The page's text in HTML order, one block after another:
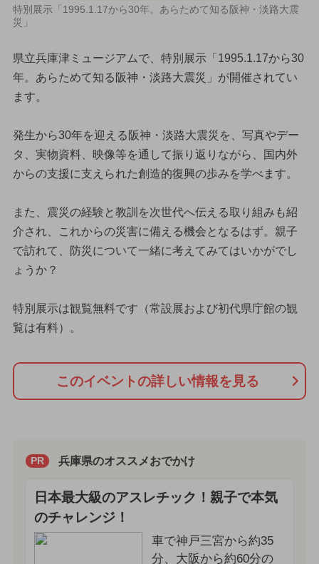
特別展示「1995.1.17から30年。あらためて知る阪神・淡路大震
災」
県立兵庫津ミュージアムで、特別展示「1995.1.17から30
年。あらためて知る阪神・淡路大震災」が開催されてい
ます。
発生から30年を迎える阪神・淡路大震災を、写真やデー
タ、実物資料、映像等を通して振り返りながら、国内外
からの支援に支えられた創造的復興の歩みを学べます。
また、震災の経験と教訓を次世代へ伝える取り組みも紹
介され、これからの災害に備える機会となるはず。親子
で訪れて、防災について一緒に考えてみてはいかがでし
ょうか？
特別展示は観覧無料です（常設展および初代県庁館の観
覧は有料）。
このイベントの詳しい情報を見る
PR 兵庫県のオススメおでかけ
日本最大級のアスレチック！親子で本気
のチャレンジ！
車で神戸三宮から約35
分、大阪から約60分の